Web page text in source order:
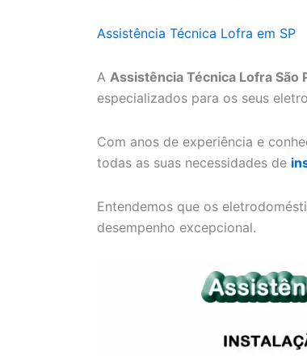
Assistência Técnica Lofra em SP
A Assistência Técnica Lofra São
especializados para os seus
Com anos de experiência e
todas as suas necessidades de
Entendemos que os
desempenho excepcional.